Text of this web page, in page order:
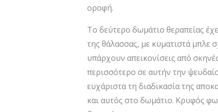
οροφή.
Το δεύτερο δωμάτιο θεραπείας
της θάλασσας, με κυματιστά
υπάρχουν απεικονίσεις από
περισσότερο σε αυτήν την
ευχάριστα τη διαδικασία της
και αυτός στο δωμάτιο. Κρυφός